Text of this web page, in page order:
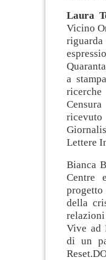
Laura
Vicino
a
Lettere
Bianca
Centre
della
Vive ad
di un